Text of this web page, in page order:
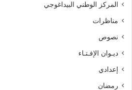
المركز الوطني البيداغوجي
مناظرات
نصوص
ديـوان الإفـتـاء
إعدادي
رمضان